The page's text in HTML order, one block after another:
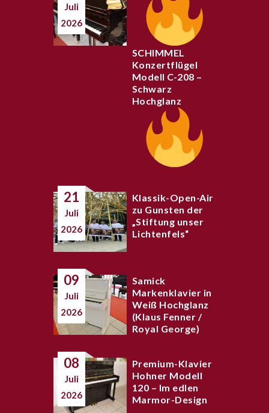
Juli
2026
SCHIMMEL
Konzertflügel
Modell C-208 –
Schwarz
Hochglanz
21
Juli
2026
Klassik-Open-Air
zu Gunsten der
„Stiftung unser
Lichtenfels“
09
Juli
2026
Samick
Markenklavier in
Weiß Hochglanz
(Klaus Fenner /
Royal George)
08
Juli
2026
Premium-Klavier
Hohner Modell
120 – Im edlen
Marmor-Design